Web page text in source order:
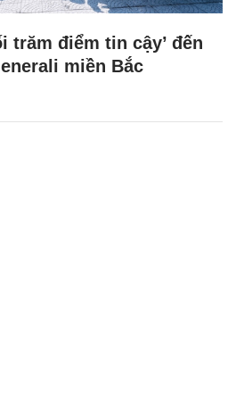
trăm điểm tin cậy’ đến
miền Bắc